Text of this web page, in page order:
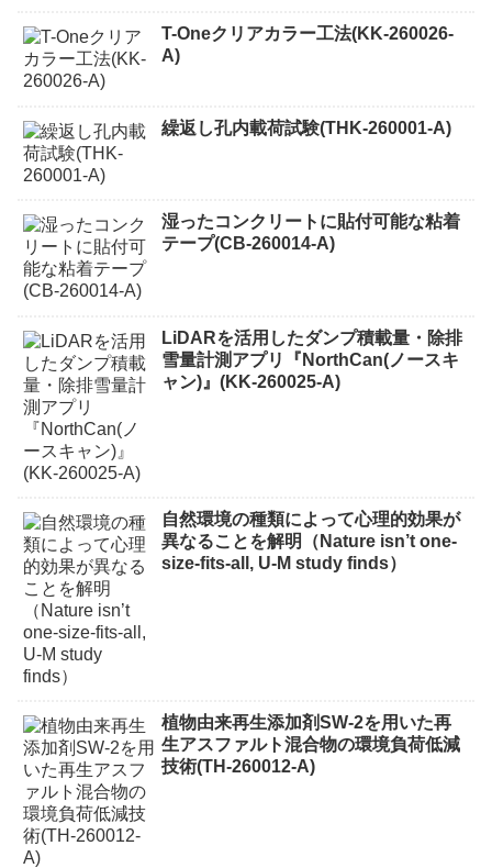
T-Oneクリアカラー工法(KK-260026-
A)
繰返し孔内載荷試験(THK-260001-A)
湿ったコンクリートに貼付可能な粘着
テープ(CB-260014-A)
LiDARを活用したダンプ積載量・除排
雪量計測アプリ『NorthCan(ノースキ
ャン)』(KK-260025-A)
自然環境の種類によって心理的効果が
異なることを解明（Nature isn’t one-
size-fits-all, U-M study finds）
植物由来再生添加剤SW-2を用いた再
生アスファルト混合物の環境負荷低減
技術(TH-260012-A)